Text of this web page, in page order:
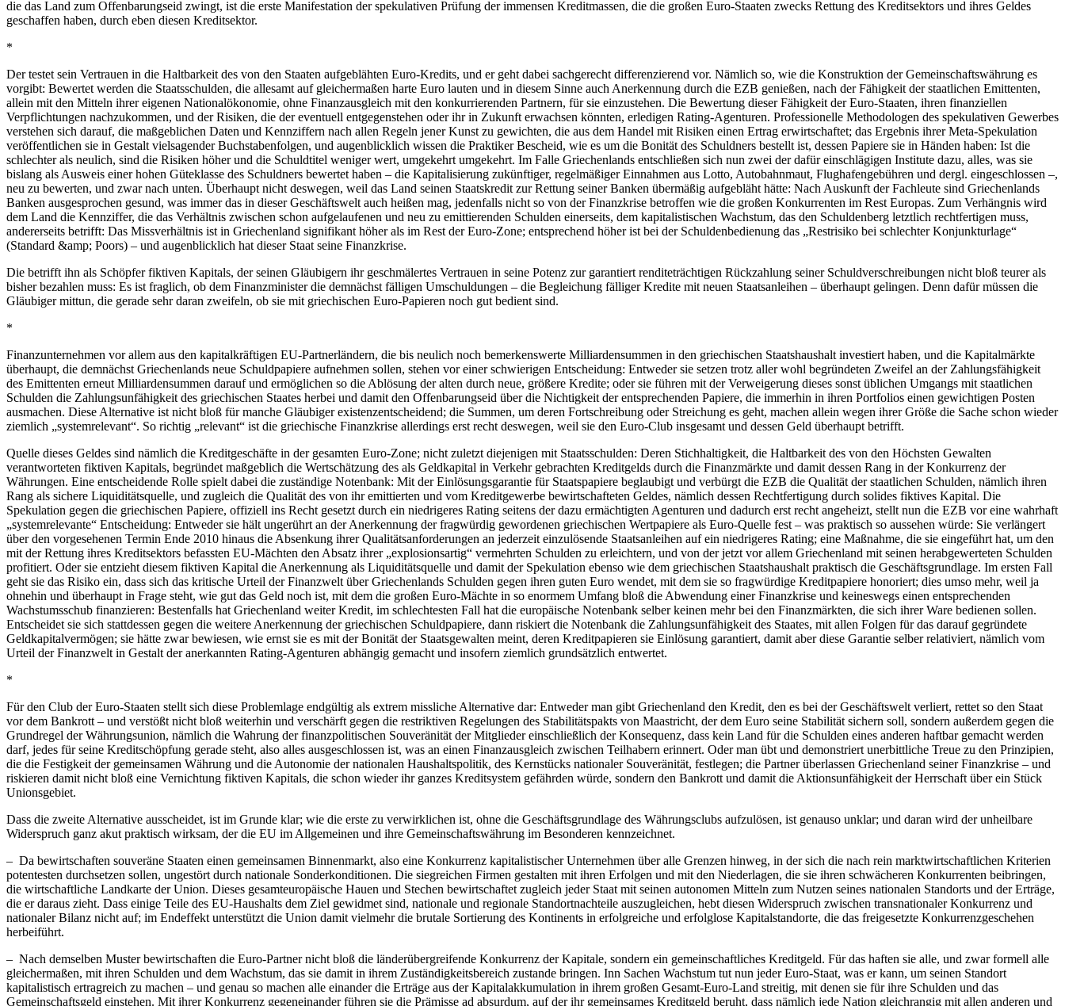
die das Land zum Offenbarungseid zwingt, ist die erste Manifestation der spekulativen Prüfung der immensen Kreditmassen, die die großen Euro-Staaten zwecks Rettung des Kreditsektors und ihres Geldes
geschaffen haben, durch eben diesen Kreditsektor.
*
Der testet sein Vertrauen in die Haltbarkeit des von den Staaten aufgeblähten Euro-Kredits, und er geht dabei sachgerecht differenzierend vor. Nämlich so, wie die Konstruktion der Gemeinschaftswährung es
vorgibt: Bewertet werden die Staatsschulden, die allesamt auf gleichermaßen harte Euro lauten und in diesem Sinne auch Anerkennung durch die EZB genießen, nach der Fähigkeit der staatlichen Emittenten,
allein mit den Mitteln ihrer eigenen Nationalökonomie, ohne Finanzausgleich mit den konkurrierenden Partnern, für sie einzustehen. Die Bewertung dieser Fähigkeit der Euro-Staaten, ihren finanziellen
Verpflichtungen nachzukommen, und der Risiken, die der eventuell entgegenstehen oder ihr in Zukunft erwachsen könnten, erledigen Rating-Agenturen. Professionelle Methodologen des spekulativen Gewerbes
verstehen sich darauf, die maßgeblichen Daten und Kennziffern nach allen Regeln jener Kunst zu gewichten, die aus dem Handel mit Risiken einen Ertrag erwirtschaftet; das Ergebnis ihrer Meta-Spekulation
veröffentlichen sie in Gestalt vielsagender Buchstabenfolgen, und augenblicklich wissen die Praktiker Bescheid, wie es um die Bonität des Schuldners bestellt ist, dessen Papiere sie in Händen haben: Ist die
schlechter als neulich, sind die Risiken höher und die Schuldtitel weniger wert, umgekehrt umgekehrt. Im Falle Griechenlands entschließen sich nun zwei der dafür einschlägigen Institute dazu, alles, was sie
bislang als Ausweis einer hohen Güteklasse des Schuldners bewertet haben – die Kapitalisierung zukünftiger, regelmäßiger Einnahmen aus Lotto, Autobahnmaut, Flughafengebühren und dergl. eingeschlossen –,
neu zu bewerten, und zwar nach unten. Überhaupt nicht deswegen, weil das Land seinen Staatskredit zur Rettung seiner Banken übermäßig aufgebläht hätte: Nach Auskunft der Fachleute sind Griechenlands
Banken ausgesprochen gesund, was immer das in dieser Geschäftswelt auch heißen mag, jedenfalls nicht so von der Finanzkrise betroffen wie die großen Konkurrenten im Rest Europas. Zum Verhängnis wird
dem Land die Kennziffer, die das Verhältnis zwischen schon aufgelaufenen und neu zu emittierenden Schulden einerseits, dem kapitalistischen Wachstum, das den Schuldenberg letztlich rechtfertigen muss,
andererseits betrifft: Das Missverhältnis ist in Griechenland signifikant höher als im Rest der Euro-Zone; entsprechend höher ist bei der Schuldenbedienung das „Restrisiko bei schlechter Konjunkturlage“
(Standard &amp; Poors) – und augenblicklich hat dieser Staat seine Finanzkrise.
Die betrifft ihn als Schöpfer fiktiven Kapitals, der seinen Gläubigern ihr geschmälertes Vertrauen in seine Potenz zur garantiert renditeträchtigen Rückzahlung seiner Schuldverschreibungen nicht bloß teurer als
bisher bezahlen muss: Es ist fraglich, ob dem Finanzminister die demnächst fälligen Umschuldungen – die Begleichung fälliger Kredite mit neuen Staatsanleihen – überhaupt gelingen. Denn dafür müssen die
Gläubiger mittun, die gerade sehr daran zweifeln, ob sie mit griechischen Euro-Papieren noch gut bedient sind.
*
Finanzunternehmen vor allem aus den kapitalkräftigen EU-Partnerländern, die bis neulich noch bemerkenswerte Milliardensummen in den griechischen Staatshaushalt investiert haben, und die Kapitalmärkte
überhaupt, die demnächst Griechenlands neue Schuldpapiere aufnehmen sollen, stehen vor einer schwierigen Entscheidung: Entweder sie setzen trotz aller wohl begründeten Zweifel an der Zahlungsfähigkeit
des Emittenten erneut Milliardensummen darauf und ermöglichen so die Ablösung der alten durch neue, größere Kredite; oder sie führen mit der Verweigerung dieses sonst üblichen Umgangs mit staatlichen
Schulden die Zahlungsunfähigkeit des griechischen Staates herbei und damit den Offenbarungseid über die Nichtigkeit der entsprechenden Papiere, die immerhin in ihren Portfolios einen gewichtigen Posten
ausmachen. Diese Alternative ist nicht bloß für manche Gläubiger existenzentscheidend; die Summen, um deren Fortschreibung oder Streichung es geht, machen allein wegen ihrer Größe die Sache schon wieder
ziemlich „systemrelevant“. So richtig „relevant“ ist die griechische Finanzkrise allerdings erst recht deswegen, weil sie den Euro-Club insgesamt und dessen Geld überhaupt betrifft.
Quelle dieses Geldes sind nämlich die Kreditgeschäfte in der gesamten Euro-Zone; nicht zuletzt diejenigen mit Staatsschulden: Deren Stichhaltigkeit, die Haltbarkeit des von den Höchsten Gewalten
verantworteten fiktiven Kapitals, begründet maßgeblich die Wertschätzung des als Geldkapital in Verkehr gebrachten Kreditgelds durch die Finanzmärkte und damit dessen Rang in der Konkurrenz der
Währungen. Eine entscheidende Rolle spielt dabei die zuständige Notenbank: Mit der Einlösungsgarantie für Staatspapiere beglaubigt und verbürgt die EZB die Qualität der staatlichen Schulden, nämlich ihren
Rang als sichere Liquiditätsquelle, und zugleich die Qualität des von ihr emittierten und vom Kreditgewerbe bewirtschafteten Geldes, nämlich dessen Rechtfertigung durch solides fiktives Kapital. Die
Spekulation gegen die griechischen Papiere, offiziell ins Recht gesetzt durch ein niedrigeres Rating seitens der dazu ermächtigten Agenturen und dadurch erst recht angeheizt, stellt nun die EZB vor eine wahrhaft
„systemrelevante“ Entscheidung: Entweder sie hält ungerührt an der Anerkennung der fragwürdig gewordenen griechischen Wertpapiere als Euro-Quelle fest – was praktisch so aussehen würde: Sie verlängert
über den vorgesehenen Termin Ende 2010 hinaus die Absenkung ihrer Qualitätsanforderungen an jederzeit einzulösende Staatsanleihen auf ein niedrigeres Rating; eine Maßnahme, die sie eingeführt hat, um den
mit der Rettung ihres Kreditsektors befassten EU-Mächten den Absatz ihrer „explosionsartig“ vermehrten Schulden zu erleichtern, und von der jetzt vor allem Griechenland mit seinen herabgewerteten Schulden
profitiert. Oder sie entzieht diesem fiktiven Kapital die Anerkennung als Liquiditätsquelle und damit der Spekulation ebenso wie dem griechischen Staatshaushalt praktisch die Geschäftsgrundlage. Im ersten Fall
geht sie das Risiko ein, dass sich das kritische Urteil der Finanzwelt über Griechenlands Schulden gegen ihren guten Euro wendet, mit dem sie so fragwürdige Kreditpapiere honoriert; dies umso mehr, weil ja
ohnehin und überhaupt in Frage steht, wie gut das Geld noch ist, mit dem die großen Euro-Mächte in so enormem Umfang bloß die Abwendung einer Finanzkrise und keineswegs einen entsprechenden
Wachstumsschub finanzieren: Bestenfalls hat Griechenland weiter Kredit, im schlechtesten Fall hat die europäische Notenbank selber keinen mehr bei den Finanzmärkten, die sich ihrer Ware bedienen sollen.
Entscheidet sie sich stattdessen gegen die weitere Anerkennung der griechischen Schuldpapiere, dann riskiert die Notenbank die Zahlungsunfähigkeit des Staates, mit allen Folgen für das darauf gegründete
Geldkapitalvermögen; sie hätte zwar bewiesen, wie ernst sie es mit der Bonität der Staatsgewalten meint, deren Kreditpapieren sie Einlösung garantiert, damit aber diese Garantie selber relativiert, nämlich vom
Urteil der Finanzwelt in Gestalt der anerkannten Rating-Agenturen abhängig gemacht und insofern ziemlich grundsätzlich entwertet.
*
Für den Club der Euro-Staaten stellt sich diese Problemlage endgültig als extrem missliche Alternative dar: Entweder man gibt Griechenland den Kredit, den es bei der Geschäftswelt verliert, rettet so den Staat
vor dem Bankrott – und verstößt nicht bloß weiterhin und verschärft gegen die restriktiven Regelungen des Stabilitätspakts von Maastricht, der dem Euro seine Stabilität sichern soll, sondern außerdem gegen die
Grundregel der Währungsunion, nämlich die Wahrung der finanzpolitischen Souveränität der Mitglieder einschließlich der Konsequenz, dass kein Land für die Schulden eines anderen haftbar gemacht werden
darf, jedes für seine Kreditschöpfung gerade steht, also alles ausgeschlossen ist, was an einen Finanzausgleich zwischen Teilhabern erinnert. Oder man übt und demonstriert unerbittliche Treue zu den Prinzipien,
die die Festigkeit der gemeinsamen Währung und die Autonomie der nationalen Haushaltspolitik, des Kernstücks nationaler Souveränität, festlegen; die Partner überlassen Griechenland seiner Finanzkrise – und
riskieren damit nicht bloß eine Vernichtung fiktiven Kapitals, die schon wieder ihr ganzes Kreditsystem gefährden würde, sondern den Bankrott und damit die Aktionsunfähigkeit der Herrschaft über ein Stück
Unionsgebiet.
Dass die zweite Alternative ausscheidet, ist im Grunde klar; wie die erste zu verwirklichen ist, ohne die Geschäftsgrundlage des Währungsclubs aufzulösen, ist genauso unklar; und daran wird der unheilbare
Widerspruch ganz akut praktisch wirksam, der die EU im Allgemeinen und ihre Gemeinschaftswährung im Besonderen kennzeichnet.
– Da bewirtschaften souveräne Staaten einen gemeinsamen Binnenmarkt, also eine Konkurrenz kapitalistischer Unternehmen über alle Grenzen hinweg, in der sich die nach rein marktwirtschaftlichen Kriterien
potentesten durchsetzen sollen, ungestört durch nationale Sonderkonditionen. Die siegreichen Firmen gestalten mit ihren Erfolgen und mit den Niederlagen, die sie ihren schwächeren Konkurrenten beibringen,
die wirtschaftliche Landkarte der Union. Dieses gesamteuropäische Hauen und Stechen bewirtschaftet zugleich jeder Staat mit seinen autonomen Mitteln zum Nutzen seines nationalen Standorts und der Erträge,
die er daraus zieht. Dass einige Teile des EU-Haushalts dem Ziel gewidmet sind, nationale und regionale Standortnachteile auszugleichen, hebt diesen Widerspruch zwischen transnationaler Konkurrenz und
nationaler Bilanz nicht auf; im Endeffekt unterstützt die Union damit vielmehr die brutale Sortierung des Kontinents in erfolgreiche und erfolglose Kapitalstandorte, die das freigesetzte Konkurrenzgeschehen
herbeiführt.
– Nach demselben Muster bewirtschaften die Euro-Partner nicht bloß die länderübergreifende Konkurrenz der Kapitale, sondern ein gemeinschaftliches Kreditgeld. Für das haften sie alle, und zwar formell alle
gleichermaßen, mit ihren Schulden und dem Wachstum, das sie damit in ihrem Zuständigkeitsbereich zustande bringen. Inn Sachen Wachstum tut nun jeder Euro-Staat, was er kann, um seinen Standort
kapitalistisch ertragreich zu machen – und genau so machen alle einander die Erträge aus der Kapitalakkumulation in ihrem großen Gesamt-Euro-Land streitig, mit denen sie für ihre Schulden und das
Gemeinschaftsgeld einstehen. Mit ihrer Konkurrenz gegeneinander führen sie die Prämisse ad absurdum, auf der ihr gemeinsames Kreditgeld beruht, dass nämlich jede Nation gleichrangig mit allen anderen und